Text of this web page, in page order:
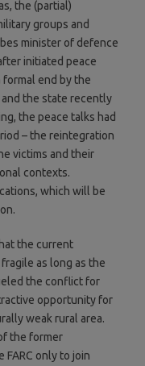
the (partial)
groups and
minister of defence
initiated peace
end by the
and the state recently
the peace talks had
– the reintegration
victims and their
contexts.
which will be
the current
as long as the
the conflict for
opportunity for
weak rural area.
the former
only to join